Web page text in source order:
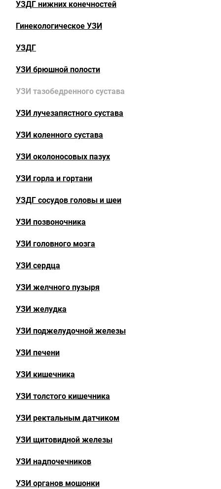
УЗДГ нижних конечностей
Гинекологическое УЗИ
УЗДГ
УЗИ брюшной полости
УЗИ тазобедренного сустава
УЗИ лучезапястного сустава
УЗИ коленного сустава
УЗИ околоносовых пазух
УЗИ горла и гортани
УЗДГ сосудов головы и шеи
УЗИ позвоночника
УЗИ головного мозга
УЗИ сердца
УЗИ желчного пузыря
УЗИ желудка
УЗИ поджелудочной железы
УЗИ печени
УЗИ кишечника
УЗИ толстого кишечника
УЗИ ректальным датчиком
УЗИ щитовидной железы
УЗИ надпочечников
УЗИ органов мошонки